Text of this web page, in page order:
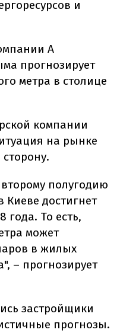
и
A
прогнозирует
метра в столице
компании
на рынке
второму полугодию
Киеве достигнет
года. То есть,
может
в жилых
– прогнозирует
застройщики
прогнозы.